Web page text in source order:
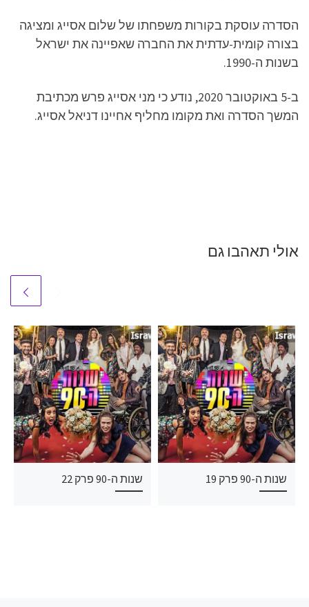
הסדרה עוסקת בקורות משפחתו של שלום אסייג ומציגה
בצורה קומית-עדתית את החברה שאפיינה את ישראל
בשנות ה-1990.
ב-5 באוקטובר 2020, נודע כי מני אסייג פרש מכתיבת
המשך הסדרה ואת מקומו מחליף אחיינו דניאל אסייג.
אולי תאהבו גם
שנות ה-90 פרק 22 שנות ה-90 פרק 19